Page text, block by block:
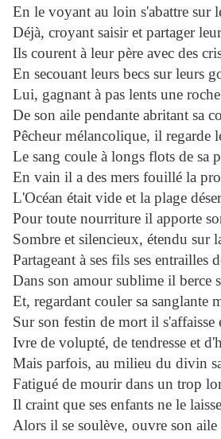
En le voyant au loin s'abattre sur
Déjà, croyant saisir et partager
Ils courent à leur père avec des
En secouant leurs becs sur leurs
Lui, gagnant à pas lents une
De son aile pendante abritant sa
Pêcheur mélancolique, il regarde
Le sang coule à longs flots de sa
En vain il a des mers fouillé la
L'Océan était vide et la plage
Pour toute nourriture il apporte
Sombre et silencieux, étendu sur
Partageant à ses fils ses entrailles
Dans son amour sublime il berce
Et, regardant couler sa sanglante
Sur son festin de mort il s'affaisse
Ivre de volupté, de tendresse et
Mais parfois, au milieu du divin
Fatigué de mourir dans un trop
Il craint que ses enfants ne le
Alors il se soulève, ouvre son aile